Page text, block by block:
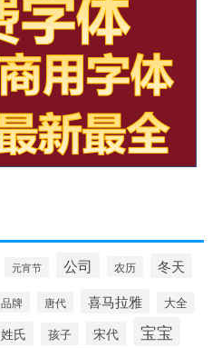
元宵节 公司 农历 冬天
品牌 唐代 喜马拉雅 大全
姓氏 孩子 宋代 宝宝